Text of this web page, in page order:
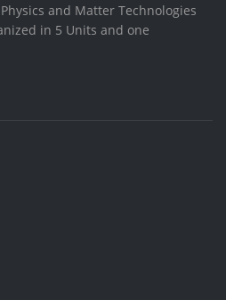
and Matter Technologies
in 5 Units and one